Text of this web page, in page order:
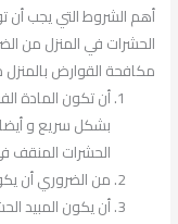
أهم الشروط التي يجب
الحشرات في المنزل من
مكافحة القوارض بالمنزل
أن تكون المادة
بشكل سريع و
الحشرات المنقف
من الضروري أن
أن يكون المبيد